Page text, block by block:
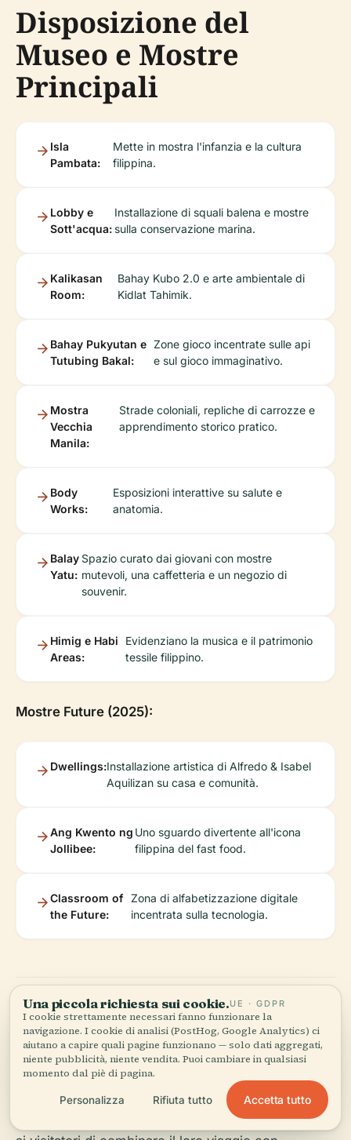
Disposizione del
Museo e Mostre
Principali
Isla
Pambata:
Mette in mostra l'infanzia e la cultura
filippina.
Lobby e
Sott'acqua:
Installazione di squali balena e mostre
sulla conservazione marina.
Kalikasan
Room:
Bahay Kubo 2.0 e arte ambientale di
Kidlat Tahimik.
Bahay Pukyutan e
Tutubing Bakal:
Zone gioco incentrate sulle api
e sul gioco immaginativo.
Mostra
Vecchia
Manila:
Strade coloniali, repliche di carrozze e
apprendimento storico pratico.
Body
Works:
Esposizioni interattive su salute e
anatomia.
Balay
Yatu:
Spazio curato dai giovani con mostre
mutevoli, una caffetteria e un negozio di
souvenir.
Himig e Habi
Areas:
Evidenziano la musica e il patrimonio
tessile filippino.
Mostre Future (2025):
Dwellings:Installazione artistica di Alfredo & Isabel
Aquilizan su casa e comunità.
Ang Kwento ng
Jollibee:
Uno sguardo divertente all'icona
filippina del fast food.
Classroom of
the Future:
Zona di alfabetizzazione digitale
incentrata sulla tecnologia.
Vicinanza ad Altri Siti
Storici di Manila
La posizione centrale di Museo Pambata permette
Una piccola richiesta sui cookie.UE · GDPR
I cookie strettamente necessari fanno funzionare la
navigazione. I cookie di analisi (PostHog, Google Analytics) ci
aiutano a capire quali pagine funzionano — solo dati aggregati,
niente pubblicità, niente vendita. Puoi cambiare in qualsiasi
momento dal piè di pagina.
Personalizza Rifiuta tutto Accetta tutto